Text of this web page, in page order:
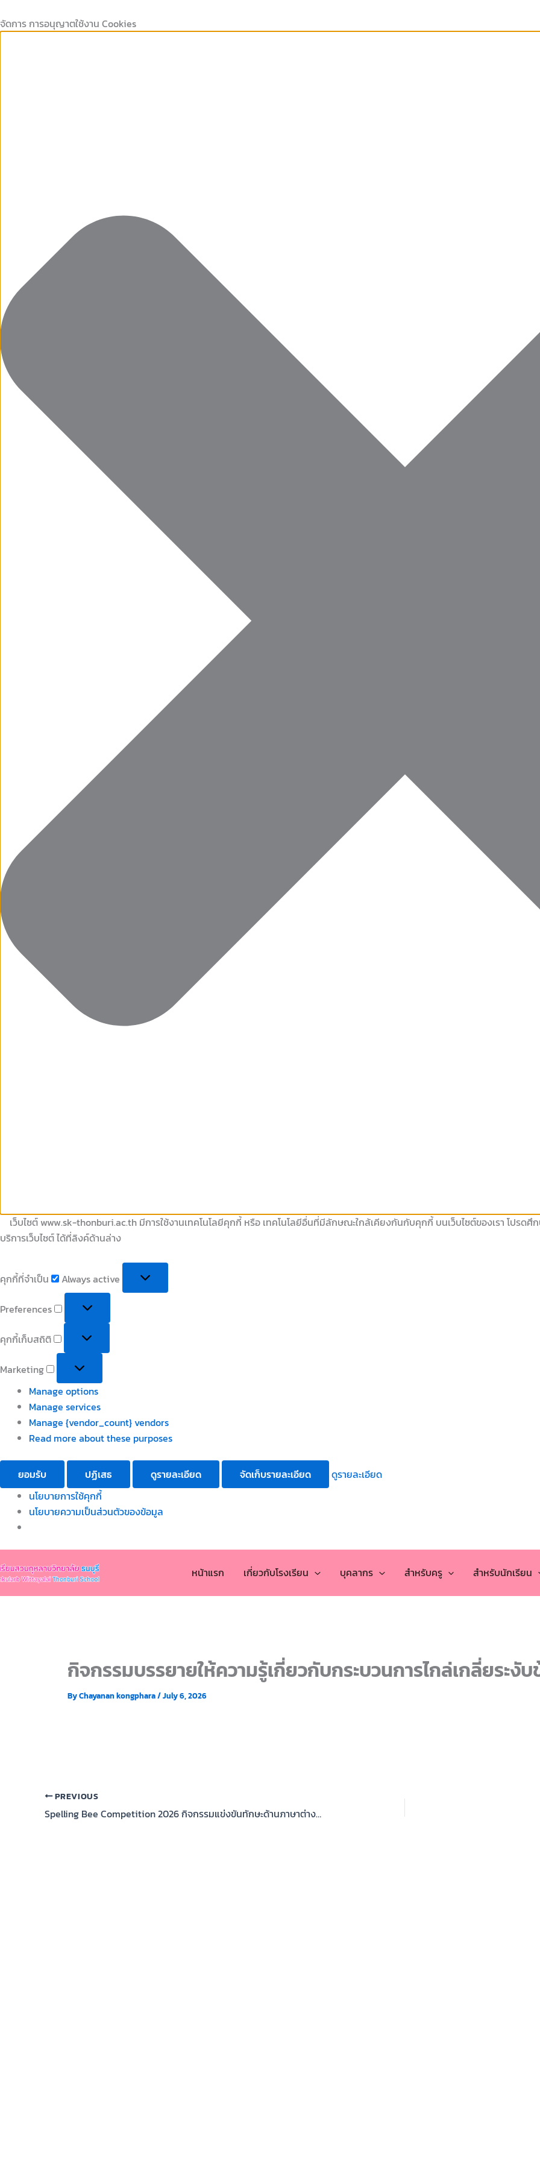
จัดการ การอนุญาตใช้งาน Cookies
เว็บไซต์ www.sk-thonburi.ac.th มีการใช้งานเทคโนโลยีคุกกี้ หรือ เทคโนโลยีอื่นที่มีลักษณะใกล้เคียงกันกับคุกกี้ บนเว็บไซต์ของเรา โปรด
บริการเว็บไซต์ ได้ที่ลิงค์ด้านล่าง
คุกกี้ที่จำเป็น
จำเป็น
Always active
Preferences
คุกกี้เก็บสถิติ
เก็บ
สถิติ
Marketing
Manage options
Manage services
Manage {vendor_count} vendors
Read more about these purposes
ยอมรับ ปฏิเสธ ดูรายละเอียด จัดเก็บรายละเอียด
ดูรายละเอียด
นโยบายการใช้คุกกี้
นโยบายความเป็นส่วนตัวของข้อมูล
to
หน้าแรก เกี่ยวกับโรงเรียน บุคลากร สำหรับครู สำหรับนักเรียน
กิจกรรมบรรยายให้ความรู้เกี่ยวกับกระบวนการไกล่เกลี่ยระงั
ByChayanan kongphara/July 6, 2026
PREVIOUS
Spelling Bee Competition 2026 กิจกรรมแข่งขันทักษะด้านภาษาต่างประเทศ ประจำปีการศึกษา 2569